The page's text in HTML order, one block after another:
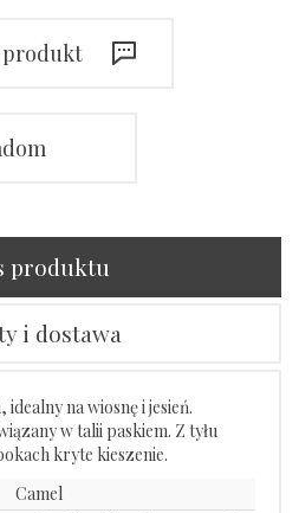
produkt
produktu
i dostawa
na wiosnę i jesień.
w talii paskiem. Z tyłu
kryte kieszenie.
Camel